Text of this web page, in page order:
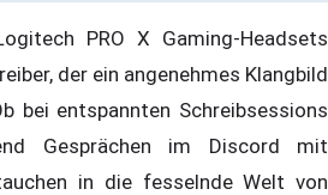
PRO X Gaming-Headsets
der ein angenehmes Klangbild
bei entspannten Schreibsessions
Gesprächen im Discord mit
in die fesselnde Welt von